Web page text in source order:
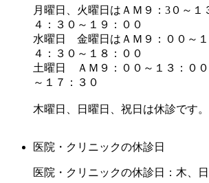
月曜日、火曜日はＡＭ９：3０～
４：３０～１９：００
水曜日 金曜日はＡＭ９：００～
４：３０～１８：００
土曜日 ＡＭ９：００～１３：０
～１７：３０
木曜日、日曜日、祝日は休診です。
医院・クリニックの休診日
医院・クリニックの休診日：木、